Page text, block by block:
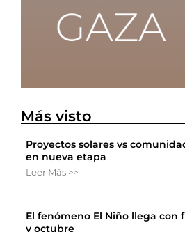
Más visto
Proyectos solares vs
en nueva etapa
Leer Más >>
El fenómeno El Niño llega con
y octubre